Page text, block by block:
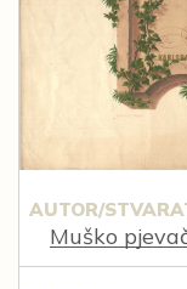
AUTOR/
Muško